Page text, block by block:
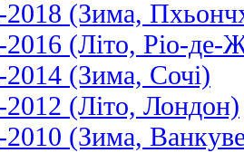
2018 (Зима,
2016 (Літо, Ріо-де-
2014 (Зима, Сочі)
2012 (Літо, Лондон)
2010 (Зима,